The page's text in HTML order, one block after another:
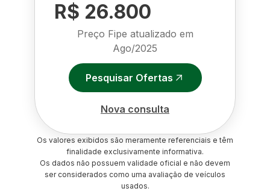
R$ 26.800
Preço Fipe atualizado em
Ago/2025
Pesquisar Ofertas
Nova consulta
Os valores exibidos são meramente referenciais e têm
finalidade exclusivamente informativa.
Os dados não possuem validade oficial e não devem
ser considerados como uma avaliação de veículos
usados.